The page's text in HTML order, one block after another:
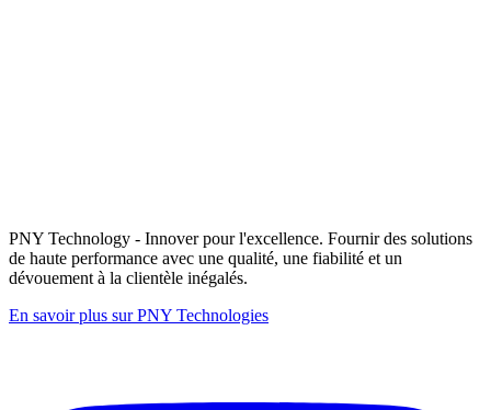
PNY Technology - Innover pour l'excellence. Fournir des solutions
de haute performance avec une qualité, une fiabilité et un
dévouement à la clientèle inégalés.
En savoir plus sur PNY Technologies